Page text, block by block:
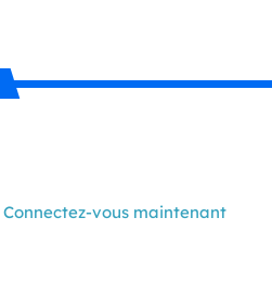
Connectez-vous maintenant